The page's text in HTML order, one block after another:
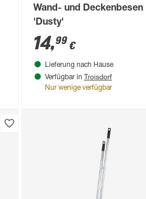
Wand- und Deckenbesen
'Dusty'
14,99€
Lieferung nach Hause
Verfügbar in Troisdorf
Nur wenige verfügbar